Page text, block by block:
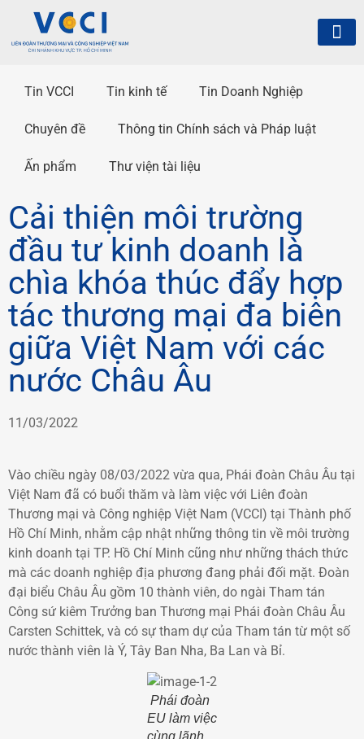
Tin VCCI Tin kinh tế Tin Doanh Nghiệp
Chuyên đề Thông tin Chính sách và Pháp luật
Ấn phẩm Thư viện tài liệu
Cải thiện môi trường
đầu tư kinh doanh là
chìa khóa thúc đẩy hợp
tác thương mại đa biên
giữa Việt Nam với các
nước Châu Âu
11/03/2022
Vào chiều ngày 08/03/2022 vừa qua, Phái đoàn Châu Âu tại
Việt Nam đã có buổi thăm và làm việc với Liên đoàn
Thương mại và Công nghiệp Việt Nam (VCCI) tại Thành phố
Hồ Chí Minh, nhằm cập nhật những thông tin về môi trường
kinh doanh tại TP. Hồ Chí Minh cũng như những thách thức
mà các doanh nghiệp địa phương đang phải đối mặt. Đoàn
đại biểu Châu Âu gồm 10 thành viên, do ngài Tham tán
Công sứ kiêm Trưởng ban Thương mại Phái đoàn Châu Âu
Carsten Schittek, và có sự tham dự của Tham tán từ một số
nước thành viên là Ý, Tây Ban Nha, Ba Lan và Bỉ.
Phái đoàn
EU làm việc